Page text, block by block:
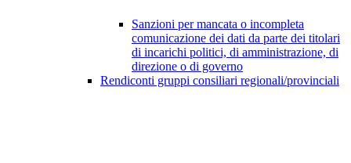
Sanzioni per mancata o incompleta
comunicazione dei dati da parte dei titolari
di incarichi politici, di amministrazione, di
direzione o di governo
Rendiconti gruppi consiliari regionali/provinciali